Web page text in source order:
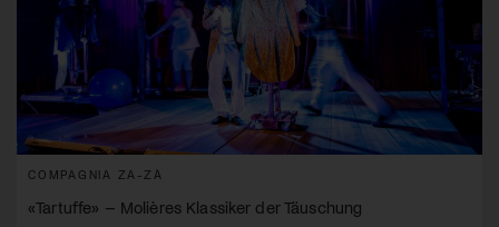
COMPAGNIA ZA-ZÀ
«Tartuffe» – Molières Klassiker der Täuschung